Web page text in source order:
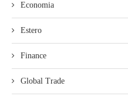
Economia
Estero
Finance
Global Trade